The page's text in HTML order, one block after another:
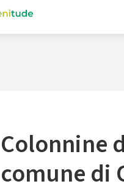
Colonnine
comune di